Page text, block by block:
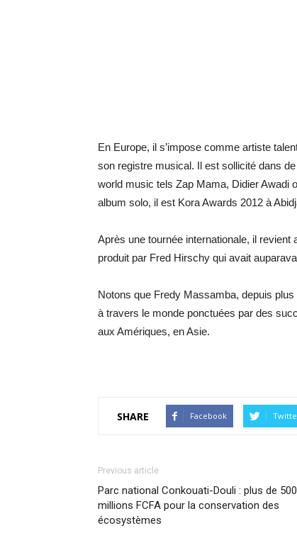
En Europe, il s’impose comme artiste
son registre musical. Il est sollicité dans
world music tels Zap Mama, Didier Awadi
album solo, il est Kora Awards 2012 à
Après une tournée internationale, il
produit par Fred Hirschy qui avait
Notons que Fredy Massamba, depuis
à travers le monde ponctuées par des
aux Amériques, en Asie.
SHARE Facebook
Previous article
Parc national Conkouati-Douli : plus de 500
millions FCFA pour la conservation des
écosystèmes